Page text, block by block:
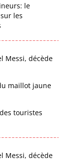
le
les
Messi, décède
maillot jaune
touristes
Messi, décède